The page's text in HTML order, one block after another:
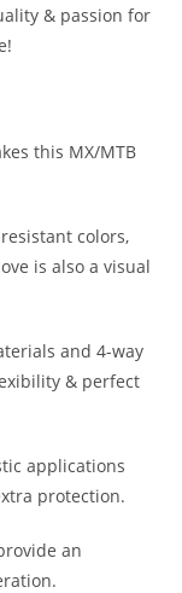
& passion for
this MX/MTB
colors,
is also a visual
and 4-way
& perfect
applications
protection.
an